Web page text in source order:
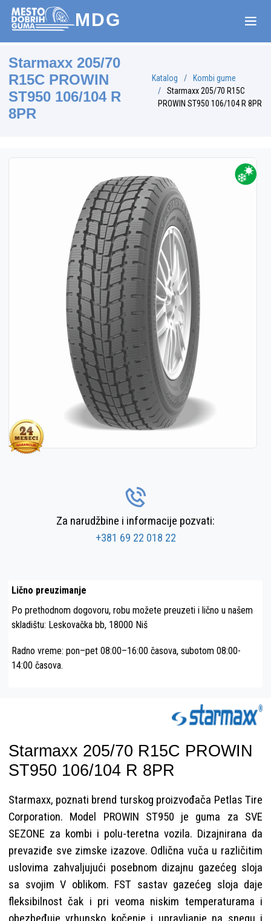
MDG
Starmaxx 205/70
R15C PROWIN
ST950 106/104 R
8PR
Katalog
Kombi gume
Starmaxx 205/70 R15C
PROWIN ST950 106/104 R 8PR
Za narudžbine i informacije pozvati:
+381 69 22 018 22
Lično preuzimanje
Po prethodnom dogovoru, robu možete preuzeti i lično u našem
skladištu: Leskovačka bb, 18000 Niš
Radno vreme: pon–pet 08:00–16:00 časova, subotom 08:00-
14:00 časova.
Starmaxx 205/70 R15C PROWIN
ST950 106/104 R 8PR
Starmaxx, poznati brend turskog proizvođača Petlas Tire
Corporation. Model PROWIN ST950 je guma za SVE
SEZONE za kombi i polu-teretna vozila. Dizajnirana da
prevaziđe sve zimske izazove. Odlična vuča u različitim
uslovima zahvaljujući posebnom dizajnu gazećeg sloja
sa svojim V oblikom. FST sastav gazećeg sloja daje
fleksibilnost čak i pri veoma niskim temperaturama i